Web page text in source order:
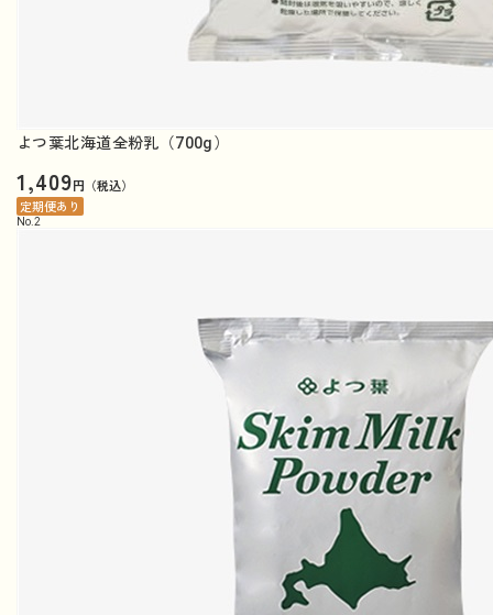
よつ葉北海道全粉乳（700g）
1,409円（税込）
定期便あり
No. 2